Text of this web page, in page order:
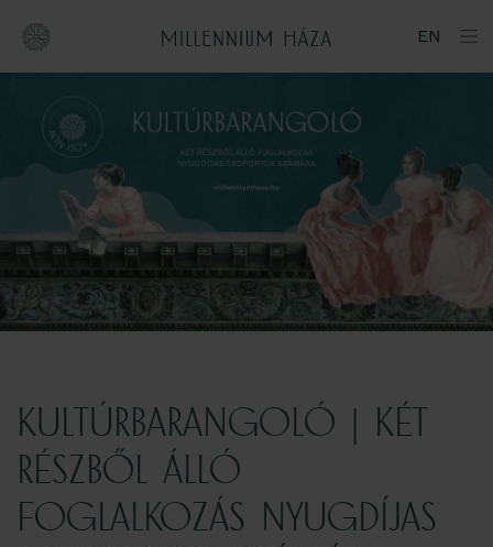
Ugrás
a
tartalomhoz
EN
KULTÚRBARANGOLÓ | KÉT
RÉSZBŐL ÁLLÓ
FOGLALKOZÁS NYUGDÍJAS